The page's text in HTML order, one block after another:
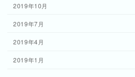
2019年10月
2019年7月
2019年4月
2019年1月